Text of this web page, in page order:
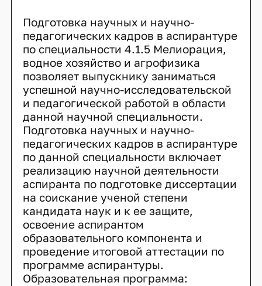
Подготовка научных и научно-
педагогических кадров в аспирантуре
по специальности 4.1.5 Мелиорация,
водное хозяйство и агрофизика
позволяет выпускнику заниматься
успешной научно-исследовательской
и педагогической работой в области
данной научной специальности.
Подготовка научных и научно-
педагогических кадров в аспирантуре
по данной специальности включает
реализацию научной деятельности
аспиранта по подготовке диссертации
на соискание ученой степени
кандидата наук и к ее защите,
освоение аспирантом
образовательного компонента и
проведение итоговой аттестации по
программе аспирантуры.
Образовательная программа: